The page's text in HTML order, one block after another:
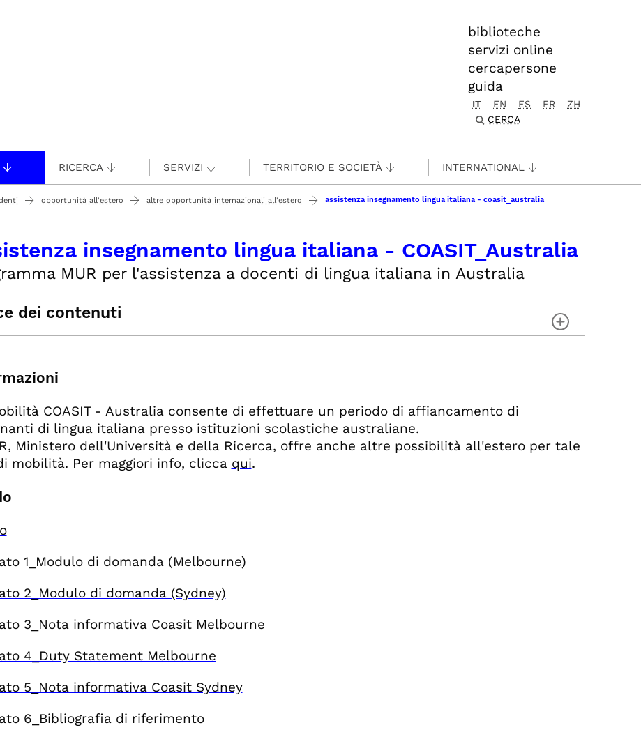
biblioteche
servizi online
cercapersone
guida
IT EN ES FR
ZH
CERCA
RICERCA SERVIZI TERRITORIO E SOCIETÀ INTERNATIONAL
opportunità all'estero altre opportunità internazionali all'estero assistenza insegnamento lingua italiana - coasit_australia
insegnamento lingua italiana - COASIT_Australia
MUR per l'assistenza a docenti di lingua italiana in Australia
dei contenuti
e modulo di accettazione
COASIT - Australia consente di effettuare un periodo di affiancamento di
di lingua italiana presso istituzioni scolastiche australiane.
Ministero dell'Università e della Ricerca, offre anche altre possibilità all'estero per tale
mobilità. Per maggiori info, clicca qui.
1_Modulo di domanda (Melbourne)
2_Modulo di domanda (Sydney)
3_Nota informativa Coasit Melbourne
4_Duty Statement Melbourne
5_Nota informativa Coasit Sydney
6_Bibliografia di riferimento